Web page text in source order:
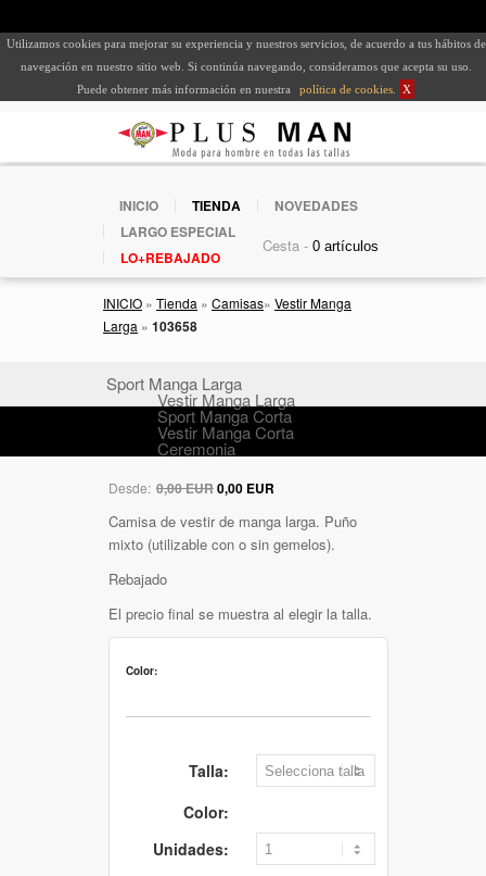
Utilizamos cookies para mejorar su experiencia y nuestros servicios, de acuerdo a tus hábitos de
navegación en nuestro sitio web. Si continúa navegando, consideramos que acepta su uso.
Puede obtener más información en nuestra
política de cookies X
INICIO TIENDA
NOVEDADES
LARGO ESPECIAL
LO+REBAJADO
Cesta -
INICIO » Tienda » Camisas» Vestir Manga
Larga » 103658
Sport Manga Larga
Vestir Manga Larga
Sport Manga Corta
Vestir Manga Corta
Ceremonia
Desde: 0,00 EUR0,00 EUR
Camisa de vestir de manga larga. Puño
mixto (utilizable con o sin gemelos).
Rebajado
El precio final se muestra al elegir la talla.
Color:
Talla:
Color:
Unidades: